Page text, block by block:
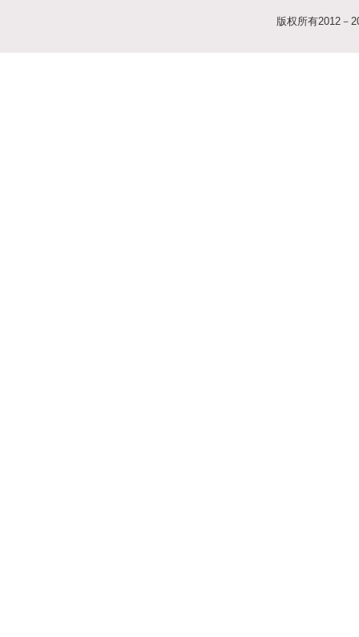
版权所有2012－